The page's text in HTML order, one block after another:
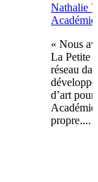
Nathalie
Académie
« Nous
La Petite
réseau
d’art
propre....